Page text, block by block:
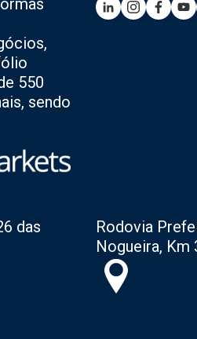
550
sendo
das
Rodovia
Nogueira, Km